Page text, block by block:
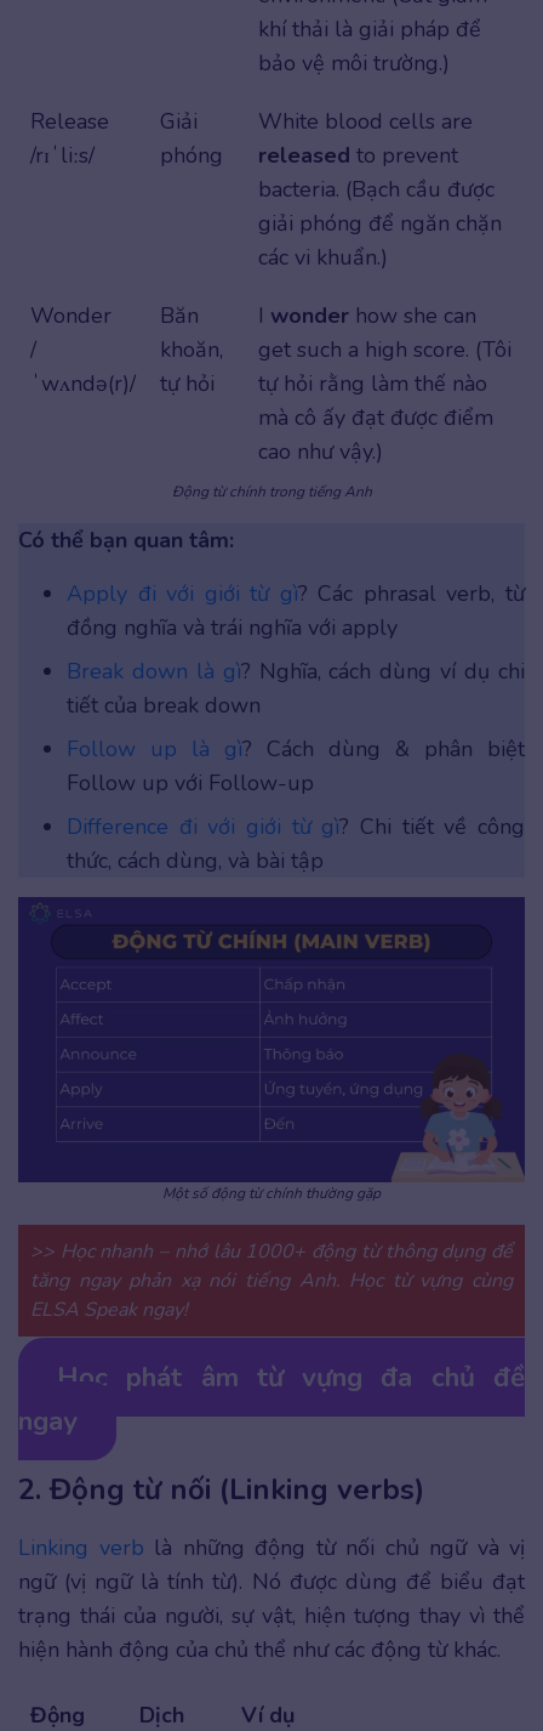
khí thải là giải pháp để
bảo vệ môi trường.)
Release
/rɪˈliːs/
Giải
phóng
White blood cells are
released to prevent
bacteria. (Bạch cầu được
giải phóng để ngăn chặn
các vi khuẩn.)
Wonder
/
ˈwʌndə(r)/
Băn
khoăn,
tự hỏi
I wonder how she can
get such a high score. (Tôi
tự hỏi rằng làm thế nào
mà cô ấy đạt được điểm
cao như vậy.)
Động từ chính trong tiếng Anh
Có thể bạn quan tâm:
Apply đi với giới từ gì? Các phrasal verb, từ
đồng nghĩa và trái nghĩa với apply
Break down là gì? Nghĩa, cách dùng ví dụ chi
tiết của break down
Follow up là gì? Cách dùng & phân biệt
Follow up với Follow-up
Difference đi với giới từ gì? Chi tiết về công
thức, cách dùng, và bài tập
Một số động từ chính thường gặp
>> Học nhanh – nhớ lâu 1000+ động từ thông dụng để
tăng ngay phản xạ nói tiếng Anh. Học từ vựng cùng
ELSA Speak ngay!
Học phát âm từ vựng đa chủ đề
ngay
2. Động từ nối (Linking verbs)
Linking verb là những động từ nối chủ ngữ và vị
ngữ (vị ngữ là tính từ). Nó được dùng để biểu đạt
trạng thái của người, sự vật, hiện tượng thay vì thể
hiện hành động của chủ thể như các động từ khác.
Động
Dịch
Ví dụ